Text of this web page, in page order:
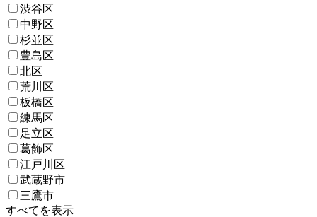
渋谷区
中野区
杉並区
豊島区
北区
荒川区
板橋区
練馬区
足立区
葛飾区
江戸川区
武蔵野市
三鷹市
すべてを表示